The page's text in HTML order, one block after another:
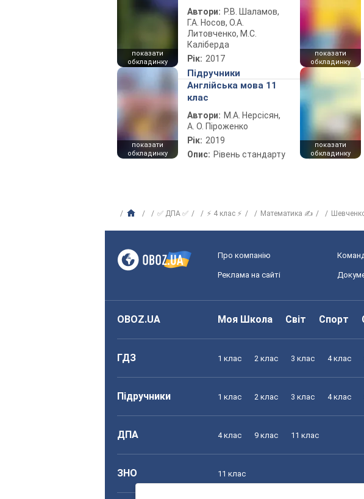
показати
обкладинку
Автори: Р.В. Шаламов,
Г.А. Носов, О.А.
Литовченко, М.С.
Каліберда
Рік: 2017
показати
обкладинку
показати
обкладинку
Підручники
Англійська мова 11
клас
Автори: М.А. Нерсісян,
А. О. Піроженко
Рік: 2019
Опис: Рівень стандарту
показати
обкладинку
✅ ДПА ✅ ⚡ 4 клас ⚡ Математика ✍
Про компанію
Реклама на сайті
OBOZ.UA Моя Школа Світ Спорт
ГДЗ 1 клас 2 клас 3 клас 4 клас
Підручники 1 клас 2 клас 3 клас 4 клас
ДПА 4 клас 9 клас 11 клас
ЗНО 11 клас